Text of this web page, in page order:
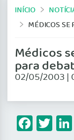
INÍCIO
MÉDICOS SE REÚNEM EM
Médicos
para
02/05/2003 |